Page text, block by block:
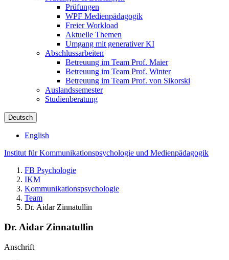
Prüfungen
WPF Medienpädagogik
Freier Workload
Aktuelle Themen
Umgang mit generativer KI
Abschlussarbeiten
Betreuung im Team Prof. Maier
Betreuung im Team Prof. Winter
Betreuung im Team Prof. von Sikorski
Auslandssemester
Studienberatung
Deutsch
English
Institut für Kommunikationspsychologie und Medienpädagogik
FB Psychologie
IKM
Kommunikationspsychologie
Team
Dr. Aidar Zinnatullin
Dr. Aidar Zinnatullin
Anschrift